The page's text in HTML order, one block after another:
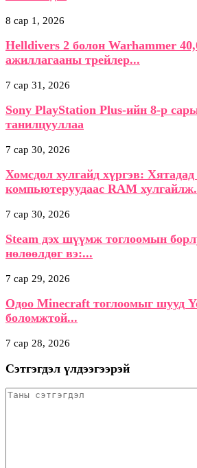
8 сар 1, 2026
Helldivers 2 болон Warhammer
ажиллагааны трейлер...
7 сар 31, 2026
Sony PlayStation Plus-ийн 8-р
танилцууллаа
7 сар 30, 2026
Хомсдол хулгайд хүргэв:
компьютеруудаас RAM
7 сар 30, 2026
Steam дэх шүүмж тоглоомын
нөлөөлдөг вэ:...
7 сар 29, 2026
Одоо Minecraft тоглоомыг шууд
боломжтой...
7 сар 28, 2026
Сэтгэгдэл үлдээгээрэй